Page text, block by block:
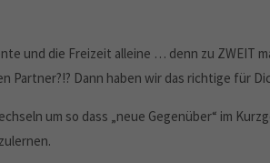
und die Freizeit alleine … denn zu ZWEIT
Partner?!? Dann haben wir das richtige für
um so dass „neue Gegenüber“ im